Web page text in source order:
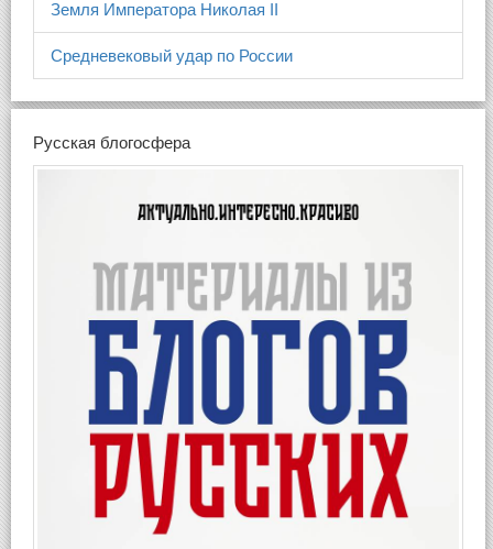
Земля Императора Николая II
Средневековый удар по России
Русская блогосфера